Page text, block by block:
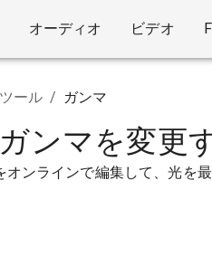
オーディオ ビデオ
ール / ガンマ
ンマを変更
ンラインで編集して、光を最